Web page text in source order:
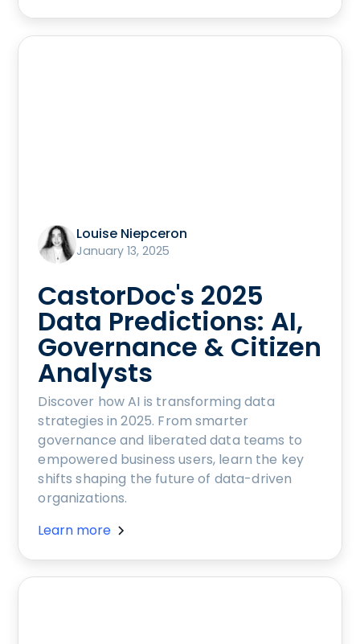
Louise Niepceron
January 13, 2025
CastorDoc's 2025
Data Predictions: AI,
Governance & Citizen
Analysts
Discover how AI is transforming data
strategies in 2025. From smarter
governance and liberated data teams to
empowered business users, learn the key
shifts shaping the future of data-driven
organizations.
Learn more